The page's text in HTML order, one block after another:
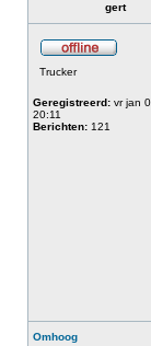
gert
Trucker
Geregistreerd: vr jan
20:11
Berichten: 121
Omhoog